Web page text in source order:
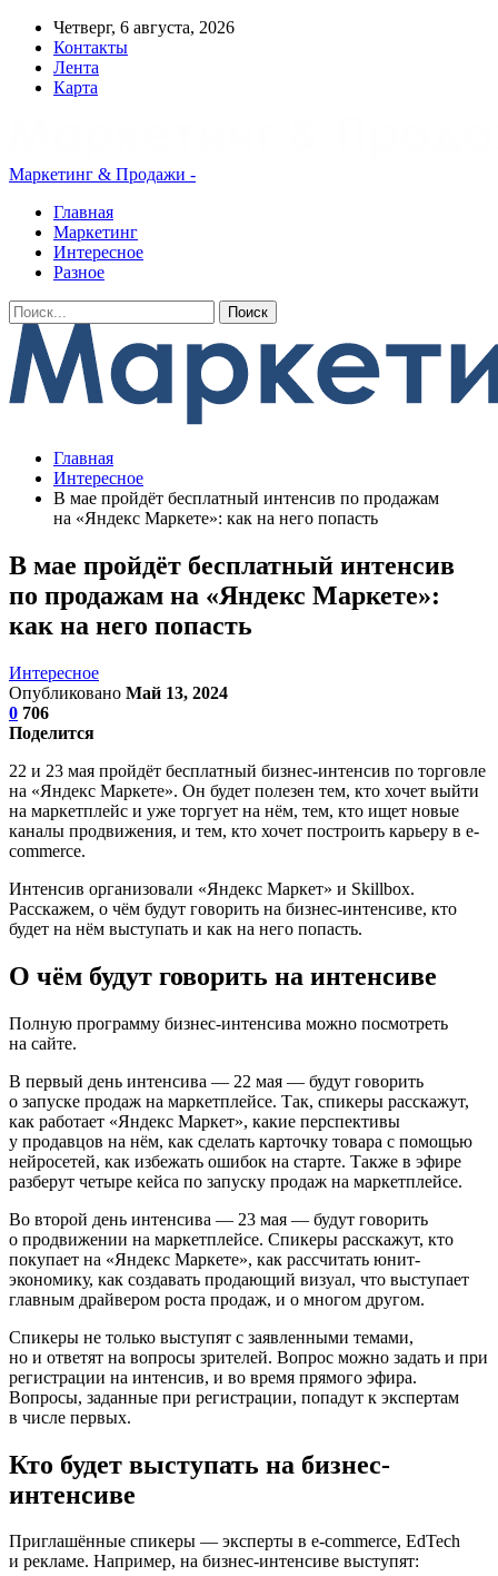
Четверг, 6 августа, 2026
Контакты
Лента
Карта
Маркетинг & Продажи -
Главная
Маркетинг
Интересное
Разное
Главная
Интересное
В мае пройдёт бесплатный интенсив по продажам
на «Яндекс Маркете»: как на него попасть
В мае пройдёт бесплатный интенсив
по продажам на «Яндекс Маркете»:
как на него попасть
Интересное
Опубликовано Май 13, 2024
0 706
Поделится
22 и 23 мая пройдёт бесплатный бизнес-интенсив по торговле
на «Яндекс Маркете». Он будет полезен тем, кто хочет выйти
на маркетплейс и уже торгует на нём, тем, кто ищет новые
каналы продвижения, и тем, кто хочет построить карьеру в e-
commerce.
Интенсив организовали «Яндекс Маркет» и Skillbox.
Расскажем, о чём будут говорить на бизнес-интенсиве, кто
будет на нём выступать и как на него попасть.
О чём будут говорить на интенсиве
Полную программу бизнес-интенсива можно посмотреть
на сайте.
В первый день интенсива — 22 мая — будут говорить
о запуске продаж на маркетплейсе. Так, спикеры расскажут,
как работает «Яндекс Маркет», какие перспективы
у продавцов на нём, как сделать карточку товара с помощью
нейросетей, как избежать ошибок на старте. Также в эфире
разберут четыре кейса по запуску продаж на маркетплейсе.
Во второй день интенсива — 23 мая — будут говорить
о продвижении на маркетплейсе. Спикеры расскажут, кто
покупает на «Яндекс Маркете», как рассчитать юнит-
экономику, как создавать продающий визуал, что выступает
главным драйвером роста продаж, и о многом другом.
Спикеры не только выступят с заявленными темами,
но и ответят на вопросы зрителей. Вопрос можно задать и при
регистрации на интенсив, и во время прямого эфира.
Вопросы, заданные при регистрации, попадут к экспертам
в числе первых.
Кто будет выступать на бизнес-
интенсиве
Приглашённые спикеры — эксперты в e-commerce, EdTech
и рекламе. Например, на бизнес-интенсиве выступят: